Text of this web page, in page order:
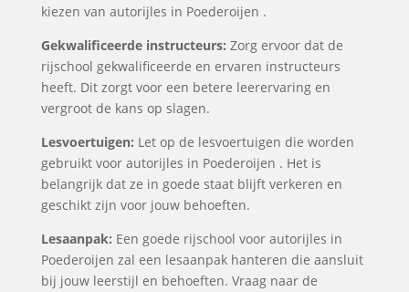
kiezen van autorijles in Poederoijen .
Gekwalificeerde instructeurs: Zorg ervoor dat de
rijschool gekwalificeerde en ervaren instructeurs
heeft. Dit zorgt voor een betere leerervaring en
vergroot de kans op slagen.
Lesvoertuigen: Let op de lesvoertuigen die worden
gebruikt voor autorijles in Poederoijen . Het is
belangrijk dat ze in goede staat blijft verkeren en
geschikt zijn voor jouw behoeften.
Lesaanpak: Een goede rijschool voor autorijles in
Poederoijen zal een lesaanpak hanteren die aansluit
bij jouw leerstijl en behoeften. Vraag naar de